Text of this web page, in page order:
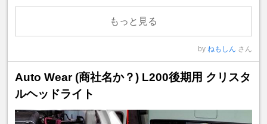
もっと見る
by ねもしん さん
Auto Wear (商社名か？) L200後期用 クリスタ
ルヘッドライト